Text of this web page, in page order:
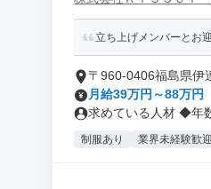
立ち上げメンバーとお
〒960-0406福島県伊
月給39万円～88万円
求めている人材 ◆年
制服あり 業界未経験歓迎